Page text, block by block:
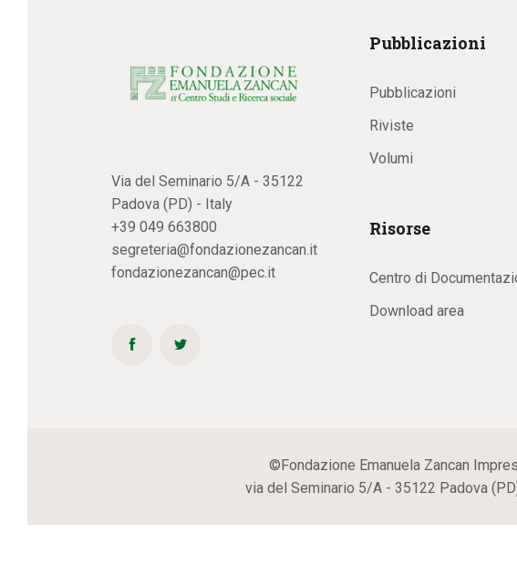
Via del Seminario 5/A - 35122
Padova (PD) - Italy
+39 049 663800
segreteria@fondazionezancan.it
fondazionezancan@pec.it
Pubblicazioni
Pubblicazioni
Riviste
Volumi
Risorse
Centro di
Download area
©Fondazione Emanuela Zancan
via del Seminario 5/A - 35122 Padova